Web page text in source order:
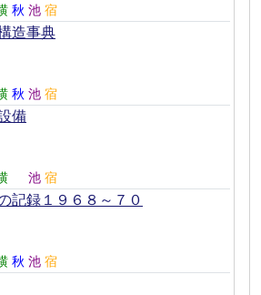
秋 池 宿
造事典
秋 池 宿
備
池 宿
記録１９６８～７０
秋 池 宿